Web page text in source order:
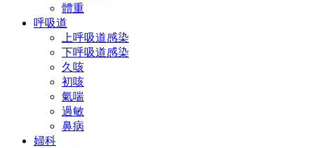
體重
呼吸道
上呼吸道感染
下呼吸道感染
久咳
初咳
氣喘
過敏
鼻病
婦科